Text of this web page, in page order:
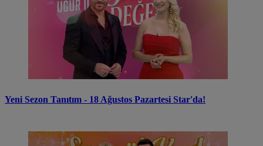
Yeni Sezon Tanıtım - 18 Ağustos Pazartesi Star'da!